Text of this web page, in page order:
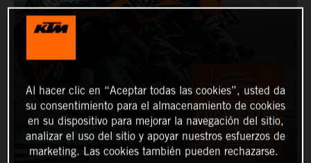
Al hacer clic en “Aceptar todas las cookies”, usted da
su consentimiento para el almacenamiento de cookies
en su dispositivo para mejorar la navegación del sitio,
analizar el uso del sitio y apoyar nuestros esfuerzos de
marketing. Las cookies también pueden rechazarse.